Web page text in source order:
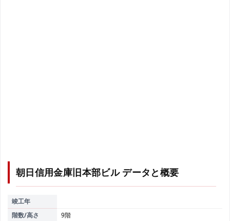
朝日信用金庫旧本部ビルデータと概要
竣工年
階数/高さ
9階